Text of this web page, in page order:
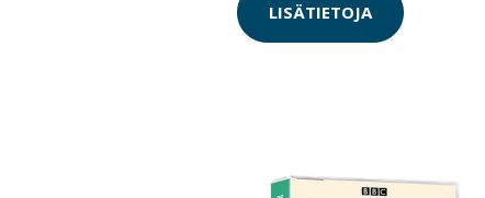
LISÄTIETOJA